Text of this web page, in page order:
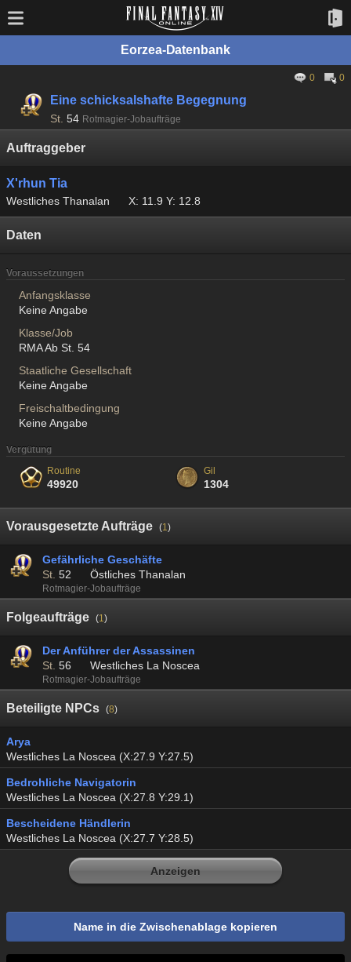
Eorzea-Datenbank
0 0
Eine schicksalshafte Begegnung
St. 54 Rotmagier-Jobaufträge
Auftraggeber
X'rhun Tia
Westliches Thanalan X: 11.9 Y: 12.8
Daten
Voraussetzungen
Anfangsklasse
Keine Angabe
Klasse/Job
RMA Ab St. 54
Staatliche Gesellschaft
Keine Angabe
Freischaltbedingung
Keine Angabe
Vergütung
Routine
49920
Gil
1304
Vorausgesetzte Aufträge (1)
Gefährliche Geschäfte
St. 52 Östliches Thanalan
Rotmagier-Jobaufträge
Folgeaufträge (1)
Der Anführer der Assassinen
St. 56 Westliches La Noscea
Rotmagier-Jobaufträge
Beteiligte NPCs (8)
Arya
Westliches La Noscea (X:27.9 Y:27.5)
Bedrohliche Navigatorin
Westliches La Noscea (X:27.8 Y:29.1)
Bescheidene Händlerin
Westliches La Noscea (X:27.7 Y:28.5)
Anzeigen
Name in die Zwischenablage kopieren